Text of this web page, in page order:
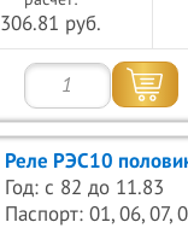
306.81 руб.
Реле РЭС10
Год: с 82 до 11.83
Паспорт: 01, 06, 07,